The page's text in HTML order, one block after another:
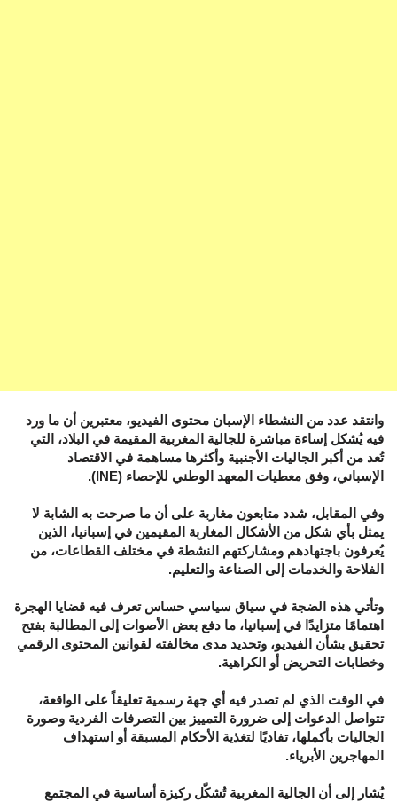
وانتقد عدد من النشطاء الإسبان محتوى الفيديو، معتبرين أن ما ورد
فيه يُشكل إساءة مباشرة للجالية المغربية المقيمة في البلاد، التي
تُعد من أكبر الجاليات الأجنبية وأكثرها مساهمة في الاقتصاد
الإسباني، وفق معطيات المعهد الوطني للإحصاء (INE).
وفي المقابل، شدد متابعون مغاربة على أن ما صرحت به الشابة لا
يمثل بأي شكل من الأشكال المغاربة المقيمين في إسبانيا، الذين
يُعرفون باجتهادهم ومشاركتهم النشطة في مختلف القطاعات، من
الفلاحة والخدمات إلى الصناعة والتعليم.
وتأتي هذه الضجة في سياق سياسي حساس تعرف فيه قضايا الهجرة
اهتمامًا متزايدًا في إسبانيا، ما دفع بعض الأصوات إلى المطالبة بفتح
تحقيق بشأن الفيديو، وتحديد مدى مخالفته لقوانين المحتوى الرقمي
وخطابات التحريض أو الكراهية.
في الوقت الذي لم تصدر فيه أي جهة رسمية تعليقاً على الواقعة،
تتواصل الدعوات إلى ضرورة التمييز بين التصرفات الفردية وصورة
الجاليات بأكملها، تفاديًا لتغذية الأحكام المسبقة أو استهداف
المهاجرين الأبرياء.
يُشار إلى أن الجالية المغربية تُشكّل ركيزة أساسية في المجتمع